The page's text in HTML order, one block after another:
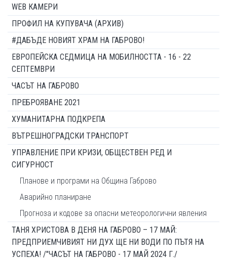
WEB КАМЕРИ
ПРОФИЛ НА КУПУВАЧА (АРХИВ)
#ДАБЪДЕ НОВИЯТ ХРАМ НА ГАБРОВО!
ЕВРОПЕЙСКА СЕДМИЦА НА МОБИЛНОСТТА - 16 - 22
СЕПТЕМВРИ
ЧАСЪТ НА ГАБРОВО
ПРЕБРОЯВАНЕ 2021
ХУМАНИТАРНА ПОДКРЕПА
ВЪТРЕШНОГРАДСКИ ТРАНСПОРТ
УПРАВЛЕНИЕ ПРИ КРИЗИ, ОБЩЕСТВЕН РЕД И
СИГУРНОСТ
Планове и програми на Община Габрово
Аварийно планиране
Прогноза и кодове за опасни метеорологични явления
ТАНЯ ХРИСТОВА В ДЕНЯ НА ГАБРОВО – 17 МАЙ:
ПРЕДПРИЕМЧИВИЯТ НИ ДУХ ЩЕ НИ ВОДИ ПО ПЪТЯ НА
УСПЕХА! /"ЧАСЪТ НА ГАБРОВО - 17 МАЙ 2024 Г./